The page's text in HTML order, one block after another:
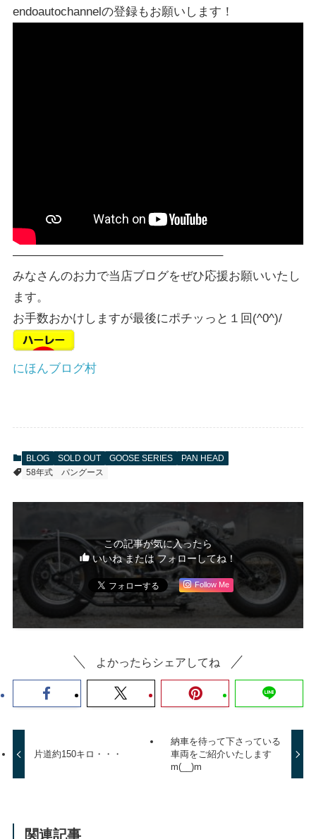
endoautochannelの登録もお願いします！
—————————————————–
みなさんのお力で当店ブログをぜひ応援お願いいたし
ます。
お手数おかけしますが最後にポチッっと１回(^0^)/
にほんブログ村
BLOG SOLD OUT GOOSE SERIES
PAN HEAD
58年式
パングース
この記事が気に入ったら
いいね または フォローしてね！
Follow Me
よかったらシェアしてね
片道約150キロ・・・
納車を待って下さっている
車両をご紹介いたします
m(__)m
関連記事